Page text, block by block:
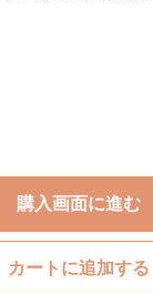
購入画面に進む
カートに追加する